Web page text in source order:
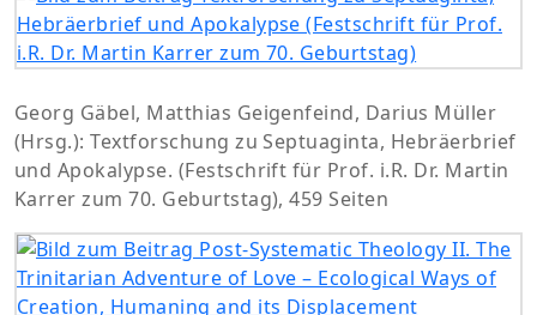
Georg Gäbel, Matthias Geigenfeind, Darius Müller
(Hrsg.): Textforschung zu Septuaginta, Hebräerbrief
und Apokalypse. (Festschrift für Prof. i.R. Dr. Martin
Karrer zum 70. Geburtstag), 459 Seiten